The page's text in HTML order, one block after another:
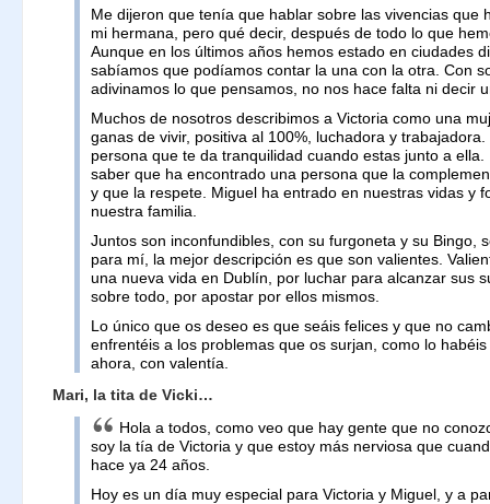
Me dijeron que tenía que hablar sobre las vivencias que
mi hermana, pero qué decir, después de todo lo que
Aunque en los últimos años hemos estado en ciudades
sabíamos que podíamos contar la una con la otra. Con
adivinamos lo que pensamos, no nos hace falta ni decir
Muchos de nosotros describimos a Victoria como una
ganas de vivir, positiva al 100%, luchadora y
persona que te da tranquilidad cuando estas junto a
saber que ha encontrado una persona que la
y que la respete. Miguel ha entrado en nuestras vidas y
nuestra familia.
Juntos son inconfundibles, con su furgoneta y su Bingo,
para mí, la mejor descripción es que son valientes.
una nueva vida en Dublín, por luchar para alcanzar sus
sobre todo, por apostar por ellos mismos.
Lo único que os deseo es que seáis felices y que no
enfrentéis a los problemas que os surjan, como lo
ahora, con valentía.
Mari, la tita de Vicki…
Hola a todos, como veo que hay gente que no
soy la tía de Victoria y que estoy más nerviosa que
hace ya 24 años.
Hoy es un día muy especial para Victoria y Miguel, y a